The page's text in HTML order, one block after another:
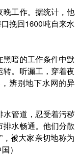
工作。据统计，他
挽回1600吨自来水
暗的工作条件中默
。听漏工，穿着夜
辨别地下水网的异
管道，忍受着污秽
水畅通。他们分散
，被大家亲切地称为
）